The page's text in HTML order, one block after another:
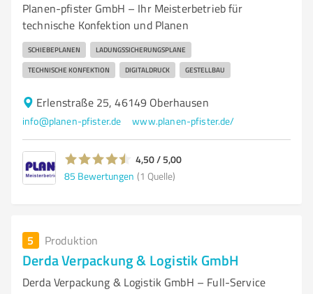
Planen-pfister GmbH – Ihr Meisterbetrieb für
technische Konfektion und Planen
SCHIEBEPLANEN LADUNGSSICHERUNGSPLANE
TECHNISCHE KONFEKTION DIGITALDRUCK GESTELLBAU
Erlenstraße 25, 46149 Oberhausen
info@planen-pfister.de www.planen-pfister.de/
4,50 / 5,00
85 Bewertungen (1 Quelle)
5 Produktion
Derda Verpackung & Logistik GmbH
Derda Verpackung & Logistik GmbH – Full-Service